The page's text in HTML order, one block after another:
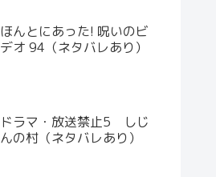
ほんとにあった! 呪いのビ
デオ 94（ネタバレあり）
ドラマ・放送禁止5 しじ
んの村（ネタバレあり）